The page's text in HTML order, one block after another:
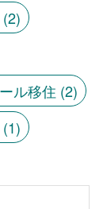
ル移住 (2)
(1)